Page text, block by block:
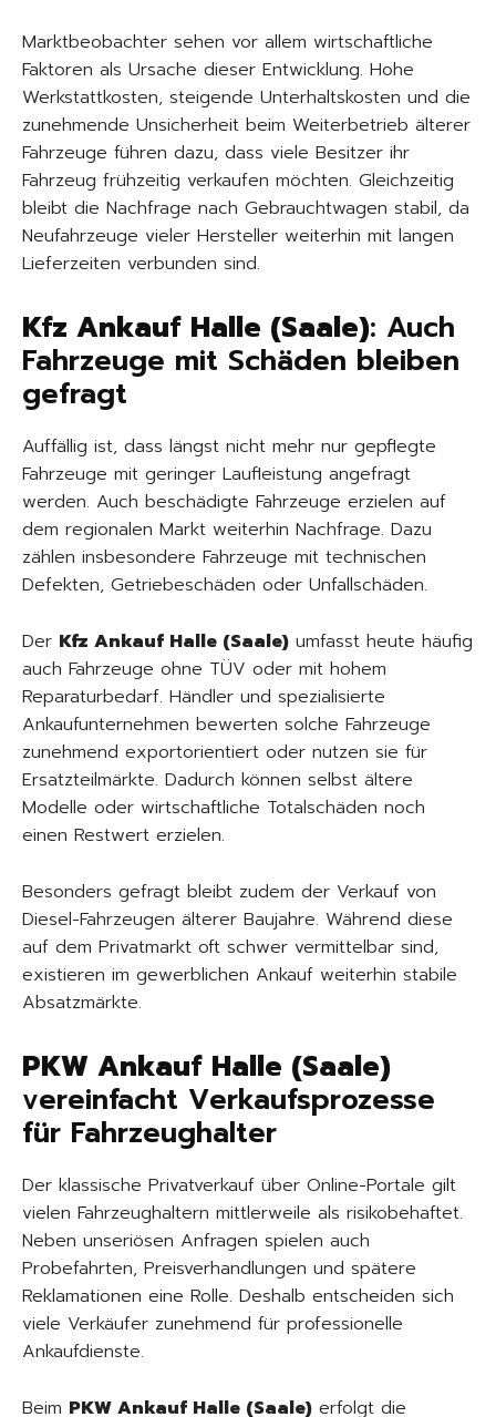
Marktbeobachter sehen vor allem wirtschaftliche
Faktoren als Ursache dieser Entwicklung. Hohe
Werkstattkosten, steigende Unterhaltskosten und die
zunehmende Unsicherheit beim Weiterbetrieb älterer
Fahrzeuge führen dazu, dass viele Besitzer ihr
Fahrzeug frühzeitig verkaufen möchten. Gleichzeitig
bleibt die Nachfrage nach Gebrauchtwagen stabil, da
Neufahrzeuge vieler Hersteller weiterhin mit langen
Lieferzeiten verbunden sind.
Kfz Ankauf Halle (Saale): Auch
Fahrzeuge mit Schäden bleiben
gefragt
Auffällig ist, dass längst nicht mehr nur gepflegte
Fahrzeuge mit geringer Laufleistung angefragt
werden. Auch beschädigte Fahrzeuge erzielen auf
dem regionalen Markt weiterhin Nachfrage. Dazu
zählen insbesondere Fahrzeuge mit technischen
Defekten, Getriebeschäden oder Unfallschäden.
Der Kfz Ankauf Halle (Saale) umfasst heute häufig
auch Fahrzeuge ohne TÜV oder mit hohem
Reparaturbedarf. Händler und spezialisierte
Ankaufunternehmen bewerten solche Fahrzeuge
zunehmend exportorientiert oder nutzen sie für
Ersatzteilmärkte. Dadurch können selbst ältere
Modelle oder wirtschaftliche Totalschäden noch
einen Restwert erzielen.
Besonders gefragt bleibt zudem der Verkauf von
Diesel-Fahrzeugen älterer Baujahre. Während diese
auf dem Privatmarkt oft schwer vermittelbar sind,
existieren im gewerblichen Ankauf weiterhin stabile
Absatzmärkte.
PKW Ankauf Halle (Saale)
vereinfacht Verkaufsprozesse
für Fahrzeughalter
Der klassische Privatverkauf über Online-Portale gilt
vielen Fahrzeughaltern mittlerweile als risikobehaftet.
Neben unseriösen Anfragen spielen auch
Probefahrten, Preisverhandlungen und spätere
Reklamationen eine Rolle. Deshalb entscheiden sich
viele Verkäufer zunehmend für professionelle
Ankaufdienste.
Beim PKW Ankauf Halle (Saale) erfolgt die